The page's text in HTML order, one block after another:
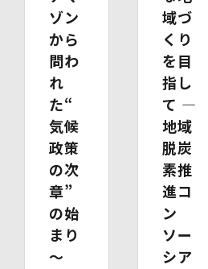
て速やかに対応します。
開示等のお求めについては、以下
お申し出ください。
(2)開示等の求めに関するお手続
お申し出受付け後、当社「保有個
請求書」を送付いたします。 ご記
書」と「本人確認書類のコピー」
場合は「代理人であることを確認
ださい。また、各資料に含まれる
でとし、それ以降の情報は黒塗り
い。
・ 本人確認書類の写し（運転免許
保険証、住民票、年金手帳等）
・ 代理人であることを確認する書類
【代理人様が未成年者の法定代理人
・ いずれかの写し（戸籍謄本、住
ゾン
から
問わ
れ
た“
気候
政策
の次
章”
の始
まり
～
域づ
くり
を目
指し
て ―
地域
脱炭
素推
進コ
ン
ソー
シア